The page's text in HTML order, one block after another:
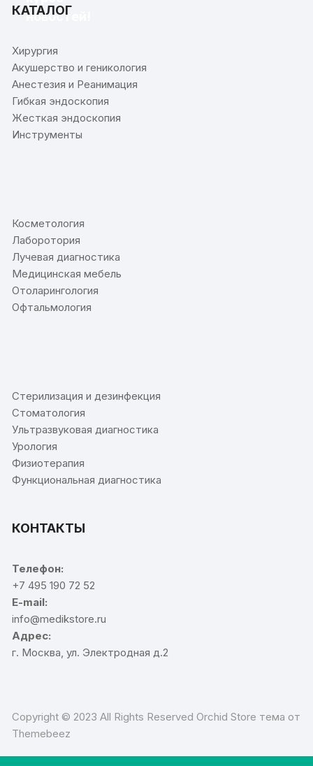
новостей!
КАТАЛОГ
Хирургия
Акушерство и геникология
Анестезия и Реанимация
Гибкая эндоскопия
Жесткая эндоскопия
Инструменты
Косметология
Лаборотория
Лучевая диагностика
Медицинская мебель
Отоларингология
Офтальмология
Стерилизация и дезинфекция
Стоматология
Ультразвуковая диагностика
Урология
Физиотерапия
Функциональная диагностика
КОНТАКТЫ
Телефон:
+7 495 190 72 52
E-mail:
info@medikstore.ru
Адрес:
г. Москва, ул. Электродная д.2
Copyright © 2023 All Rights Reserved Orchid Store тема от
Themebeez